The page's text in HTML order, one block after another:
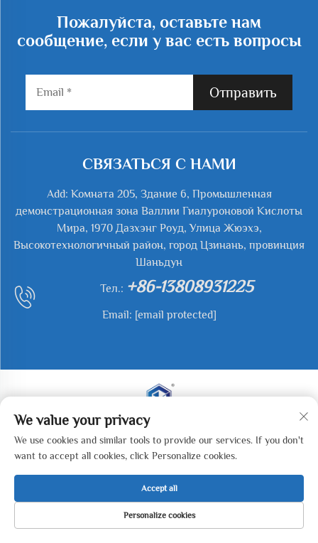
Пожалуйста, оставьте нам
сообщение, если у вас есть вопросы
Отправить
СВЯЗАТЬСЯ С НАМИ
Add: Комната 205, Здание 6, Промышленная
демонстрационная зона Валлии Гиалуроновой Кислоты
Мира, 1970 Дазхэнг Роуд, Улица Жюэхэ,
Высокотехнологичный район, город Цзинань, провинция
Шаньдун
Тел.: +86-13808931225
Email: [email protected]
Авторские права © 2026 Jianyu Weiye (Цзинань)
Machinery Technology Co., LTD. Все права защищены. -
ДОМАШНЯЯ
ПРОДУКЦИЯ
ЭЛЕКТРОННАЯ
ТЕЛ.
We value your privacy
We use cookies and similar tools to provide our services. If you don't
want to accept all cookies, click Personalize cookies.
Personalize cookies
Accept all